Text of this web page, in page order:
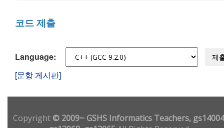
코드 제출
Language: 제
[문항 게시판]
Copyright© 2009~ GSHS Informatics Teachers,